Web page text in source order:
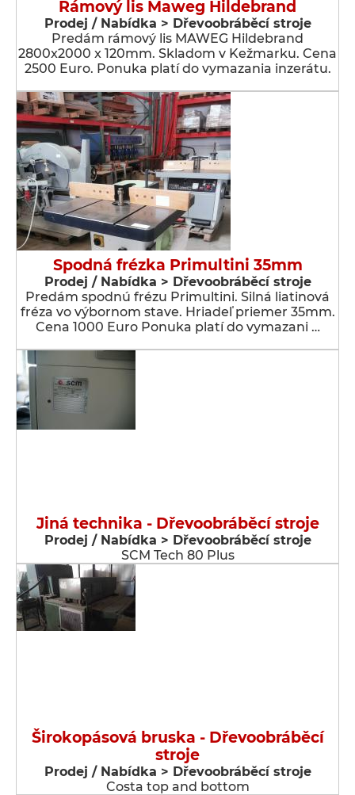
Rámový lis Maweg Hildebrand
Prodej / Nabídka > Dřevoobráběcí stroje
Predám rámový lis MAWEG Hildebrand
2800x2000 x 120mm. Skladom v Kežmarku. Cena
2500 Euro. Ponuka platí do vymazania inzerátu.
Spodná frézka Primultini 35mm
Prodej / Nabídka > Dřevoobráběcí stroje
Predám spodnú frézu Primultini. Silná liatinová
fréza vo výbornom stave. Hriadeľ priemer 35mm.
Cena 1000 Euro Ponuka platí do vymazani …
Jiná technika - Dřevoobráběcí stroje
Prodej / Nabídka > Dřevoobráběcí stroje
SCM Tech 80 Plus
Širokopásová bruska - Dřevoobráběcí
stroje
Prodej / Nabídka > Dřevoobráběcí stroje
Costa top and bottom